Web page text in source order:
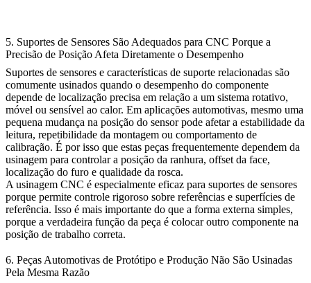
5. Suportes de Sensores São Adequados para CNC Porque a
Precisão de Posição Afeta Diretamente o Desempenho
Suportes de sensores e características de suporte relacionadas são
comumente usinados quando o desempenho do componente
depende de localização precisa em relação a um sistema rotativo,
móvel ou sensível ao calor. Em aplicações automotivas, mesmo uma
pequena mudança na posição do sensor pode afetar a estabilidade da
leitura, repetibilidade da montagem ou comportamento de
calibração. É por isso que estas peças frequentemente dependem da
usinagem para controlar a posição da ranhura, offset da face,
localização do furo e qualidade da rosca.
A usinagem CNC é especialmente eficaz para suportes de sensores
porque permite controle rigoroso sobre referências e superfícies de
referência. Isso é mais importante do que a forma externa simples,
porque a verdadeira função da peça é colocar outro componente na
posição de trabalho correta.
6. Peças Automotivas de Protótipo e Produção Não São Usinadas
Pela Mesma Razão